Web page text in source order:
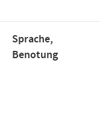
Sprache,
Benotung